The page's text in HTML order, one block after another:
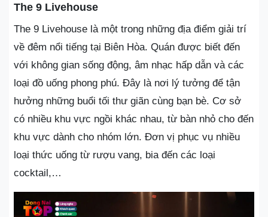
The 9 Livehouse
The 9 Livehouse là một trong những địa điểm giải trí
về đêm nổi tiếng tại Biên Hòa. Quán được biết đến
với không gian sống động, âm nhạc hấp dẫn và các
loại đồ uống phong phú. Đây là nơi lý tưởng để tận
hưởng những buổi tối thư giãn cùng bạn bè. Cơ sở
có nhiều khu vực ngồi khác nhau, từ bàn nhỏ cho đến
khu vực dành cho nhóm lớn. Đơn vị phục vụ nhiều
loại thức uống từ rượu vang, bia đến các loại
cocktail,…